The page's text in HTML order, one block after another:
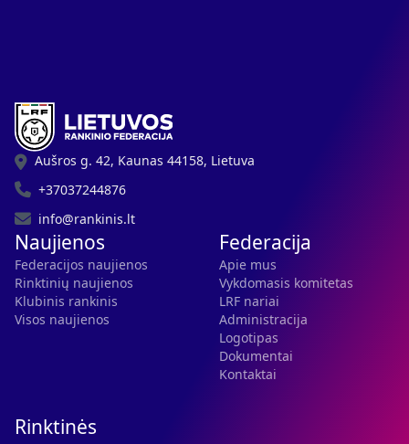
Aušros g. 42, Kaunas 44158, Lietuva
+37037244876
info@rankinis.lt
Naujienos
Federacijos naujienos
Rinktinių naujienos
Klubinis rankinis
Visos naujienos
Federacija
Apie mus
Vykdomasis komitetas
LRF nariai
Administracija
Logotipas
Dokumentai
Kontaktai
Rinktinės